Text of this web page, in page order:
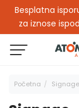
Besplatna
za iznose
Početna Signage